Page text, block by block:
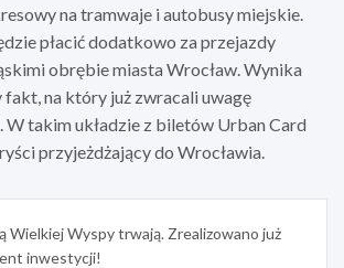
na tramwaje i autobusy miejskie.
płacić dodatkowo za przejazdy
obrębie miasta Wrocław. Wynika
fakt, na który już zwracali uwagę
W takim układzie z biletów Urban Card
przyjeżdżający do Wrocławia.
Wielkiej Wyspy trwają. Zrealizowano już
inwestycji!